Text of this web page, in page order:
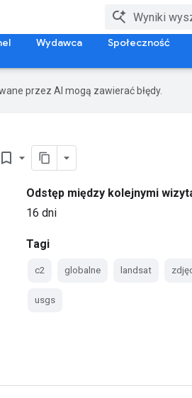
Wydawca Społeczność
przez AI mogą zawierać błędy.
bookmark_border
Odstęp między kolejnymi
16 dni
Tagi
c2 globalne landsat
usgs